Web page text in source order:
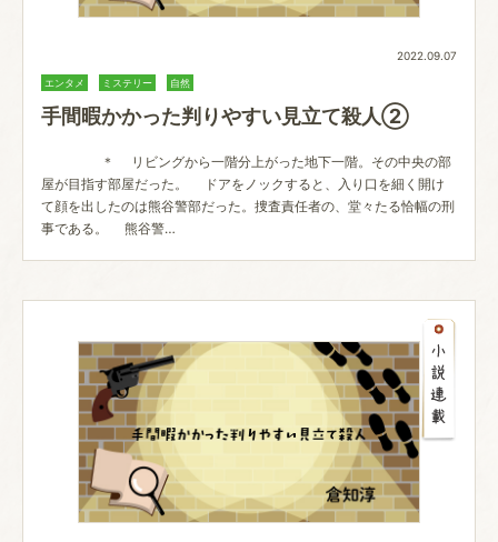
2022.09.07
エンタメ ミステリー 自然
手間暇かかった判りやすい見立て殺人②
＊ リビングから一階分上がった地下一階。その中央の部
屋が目指す部屋だった。 ドアをノックすると、入り口を細く開け
て顔を出したのは熊谷警部だった。捜査責任者の、堂々たる恰幅の刑
事である。 熊谷警…